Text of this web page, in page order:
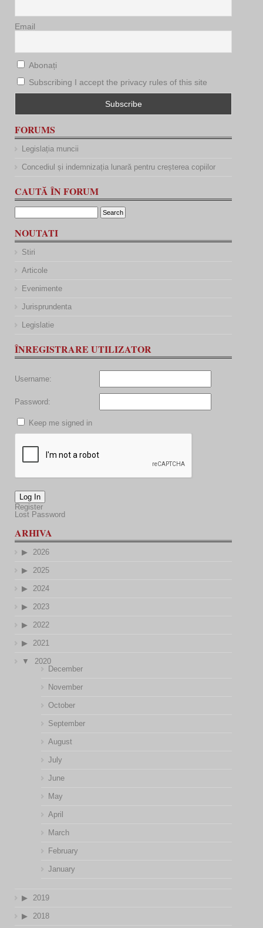
Email
Abonați
Subscribing I accept the privacy rules of this site
FORUMS
Legislația muncii
Concediul și indemnizația lunară pentru creșterea copiilor
CAUTĂ ÎN FORUM
NOUTATI
Stiri
Articole
Evenimente
Jurisprundenta
Legislatie
ÎNREGISTRARE UTILIZATOR
Username:
Password:
Keep me signed in
Log In
Register
Lost Password
ARHIVA
2026
2025
2024
2023
2022
2021
2020
December
November
October
September
August
July
June
May
April
March
February
January
2019
2018